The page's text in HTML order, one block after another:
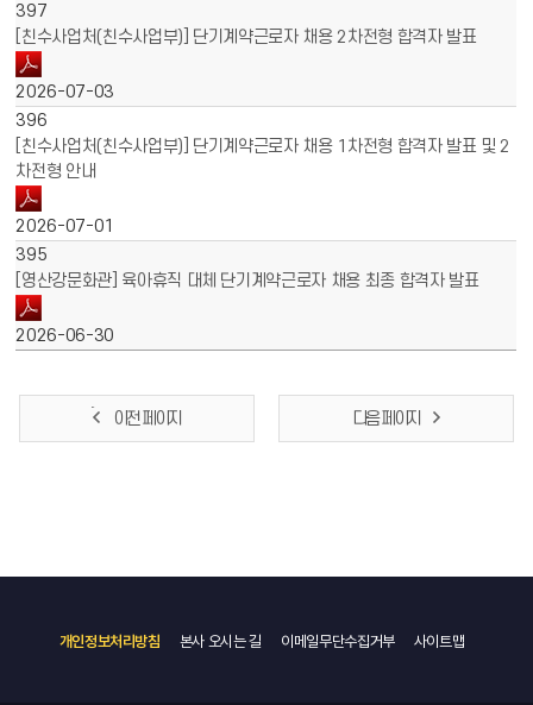
397
[친수사업처(친수사업부)] 단기계약근로자 채용 2차전형 합격자 발표
2026-07-03
396
[친수사업처(친수사업부)] 단기계약근로자 채용 1차전형 합격자 발표 및 2
차전형 안내
2026-07-01
395
[영산강문화관] 육아휴직 대체 단기계약근로자 채용 최종 합격자 발표
2026-06-30
이전 페이지 다음 페이지
개인정보처리방침 본사 오시는 길 이메일무단수집거부 사이트맵